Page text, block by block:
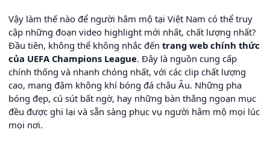
Vậy làm thế nào để người hâm mộ tại Việt Nam có thể truy
cập những đoạn video highlight mới nhất, chất lượng nhất?
Đầu tiên, không thể không nhắc đến trang web chính thức
của UEFA Champions League. Đây là nguồn cung cấp
chính thống và nhanh chóng nhất, với các clip chất lượng
cao, mang đậm không khí bóng đá châu Âu. Những pha
bóng đẹp, cú sút bất ngờ, hay những bàn thắng ngoạn mục
đều được ghi lại và sẵn sàng phục vụ người hâm mộ mọi lúc
mọi nơi.